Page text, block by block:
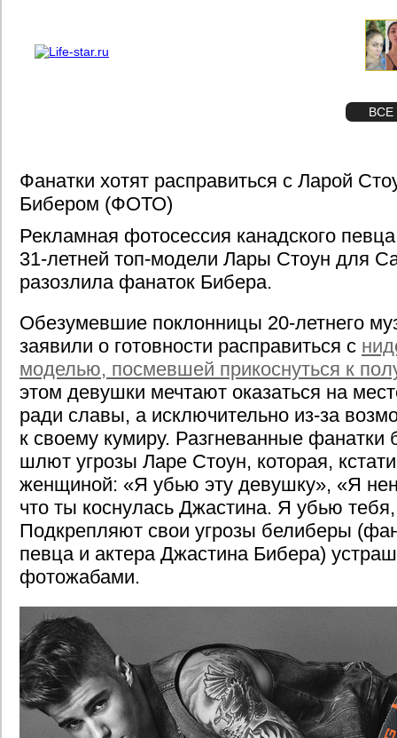
ВСЕ
Фанатки хотят расправиться с Ларой
Бибером (ФОТО)
Рекламная фотосессия канадского
31-летней топ-модели Лары Стоун для
разозлила фанаток Бибера.
Обезумевшие поклонницы 20-летнего
заявили о готовности расправиться с
моделью, посмевшей прикоснуться к
этом девушки мечтают оказаться на
ради славы, а исключительно из-за
к своему кумиру. Разгневанные фанатки
шлют угрозы Ларе Стоун, которая,
женщиной: «Я убью эту девушку», «Я
что ты коснулась Джастина. Я убью
Подкрепляют свои угрозы белиберы
певца и актера Джастина Бибера)
фотожабами.